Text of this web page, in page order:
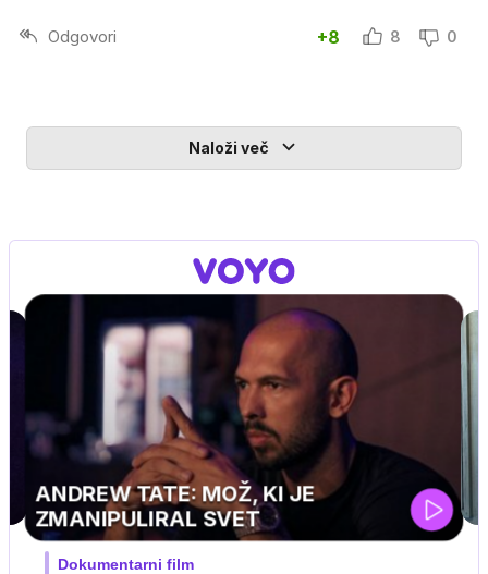
Odgovori +8 8 0
Naloži več
MOJ PRIJATELJ PINGVIN
Film meseca / družinski, pustolovski